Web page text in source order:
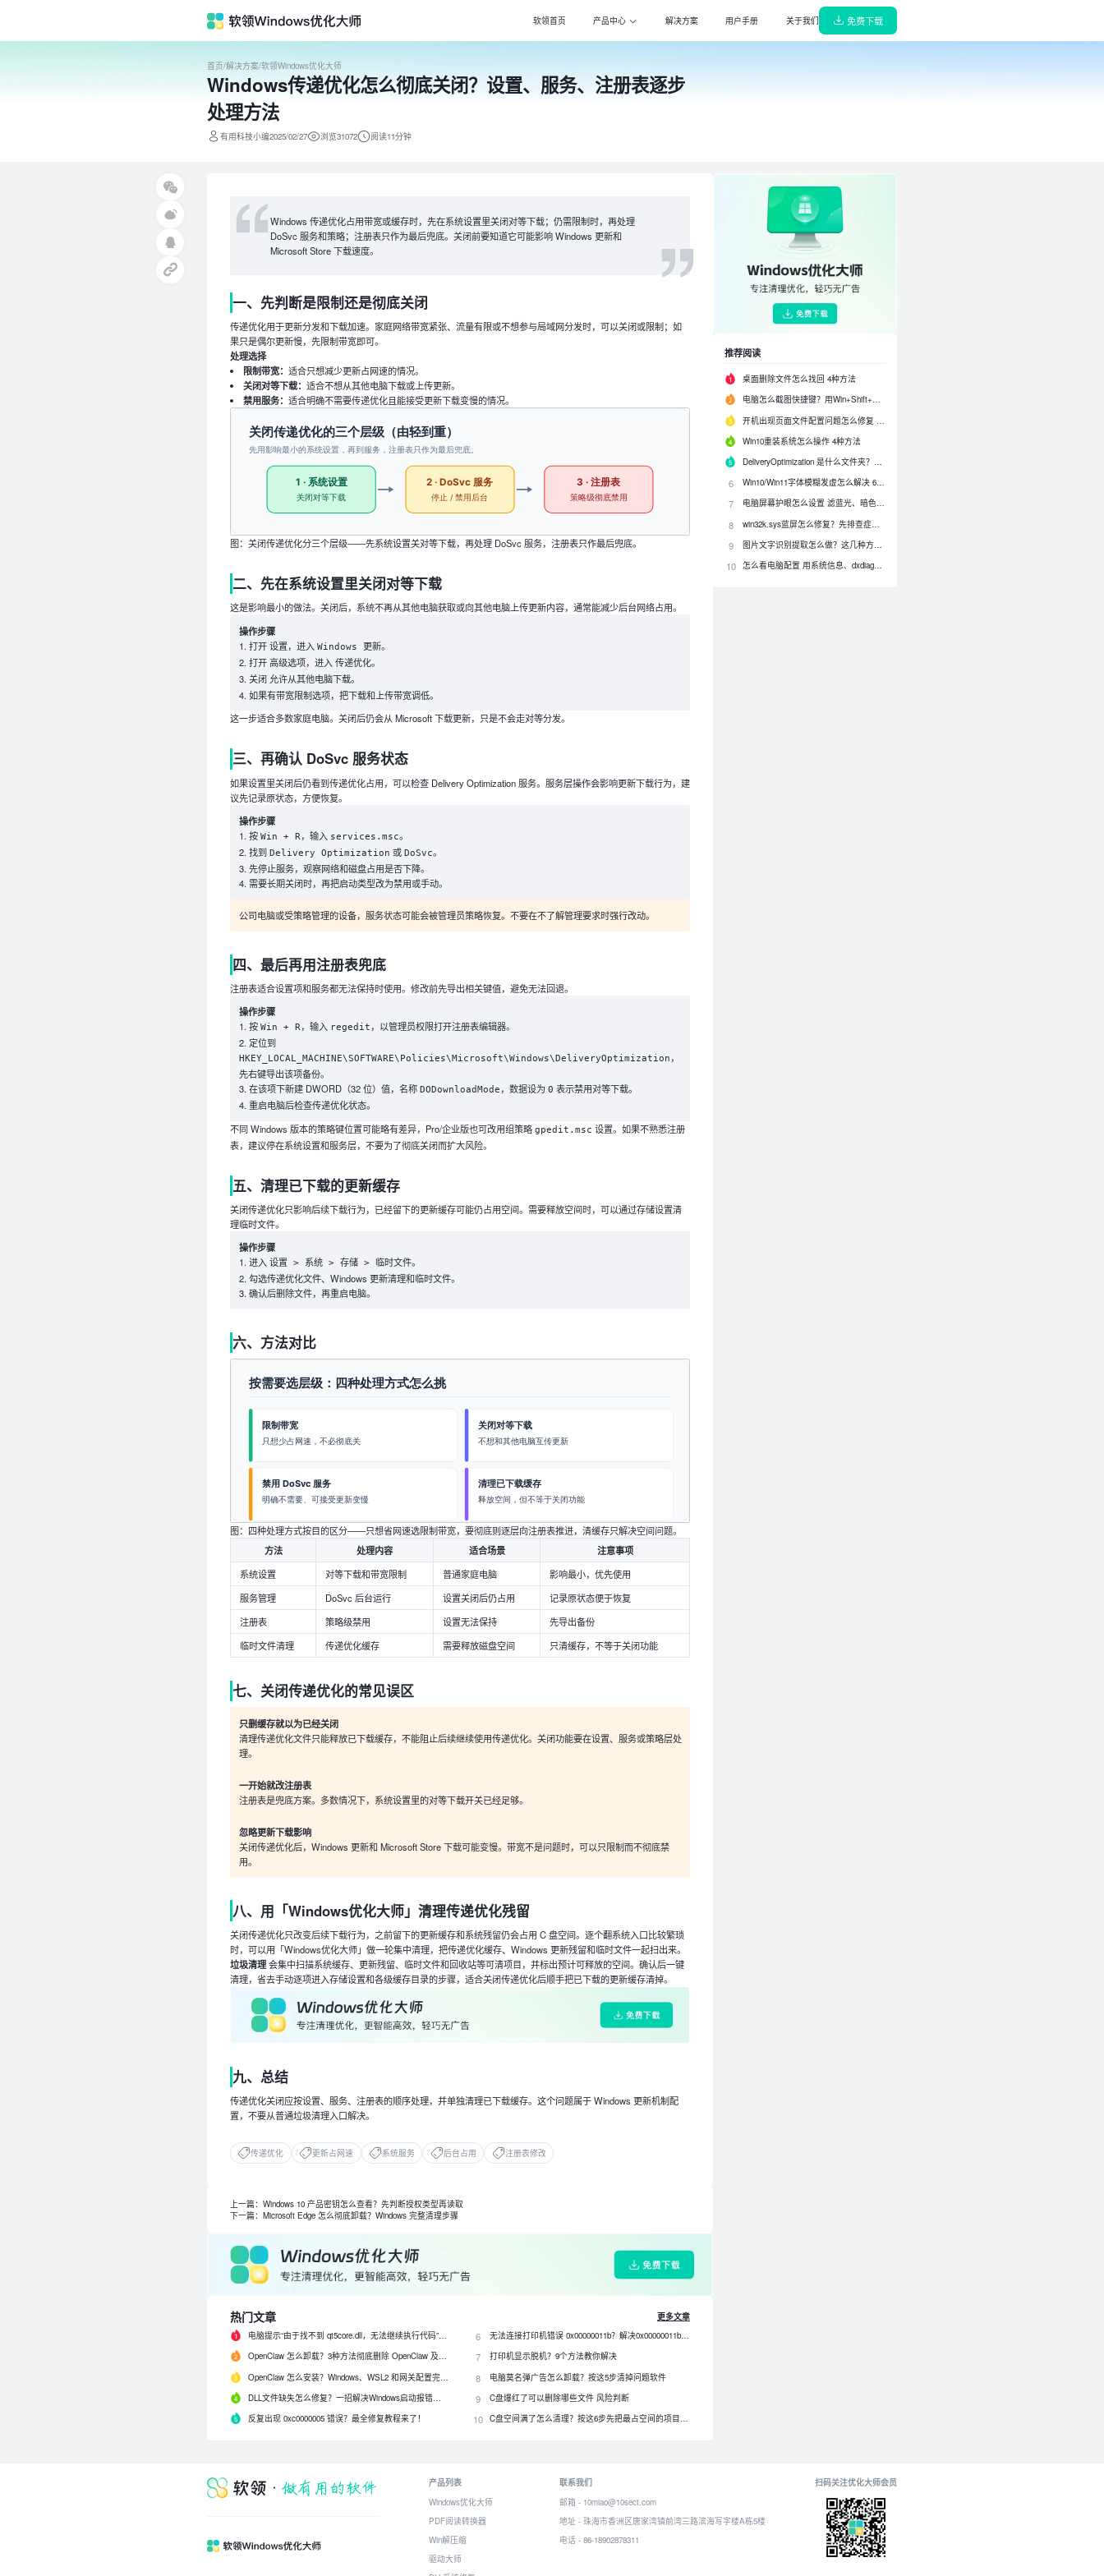
软领首页 产品中心
Windows优化大师
专注清理优化，更智能高效，轻巧无广告
全面诊断，智能修复，一键搜索安装驱动
电脑维修大师
专家团队，快速远程解决各类问题，高效省心
Claw龙虾部署大师
自动化本地部署，真有用龙虾机器人即刻上岗
DS一键部署大师
自动化本地部署DeepSeek,即刻拥有专属AI
解决方案 用户手册 关于我们 免费下载
首页/解决方案/软领Windows优化大师
Windows传递优化怎么彻底关闭？设置、服务、注册表逐步
处理方法
有用科技小编2025/02/27 浏览31072 阅读11分钟
Windows 传递优化占用带宽或缓存时，先在系统设置里关闭对等下载；仍需限制时，再处理
DoSvc 服务和策略；注册表只作为最后兜底。关闭前要知道它可能影响 Windows 更新和
Microsoft Store 下载速度。
一、先判断是限制还是彻底关闭
传递优化用于更新分发和下载加速。家庭网络带宽紧张、流量有限或不想参与局域网分发时，可以关闭或限制；如
果只是偶尔更新慢，先限制带宽即可。
处理选择
限制带宽：适合只想减少更新占网速的情况。
关闭对等下载：适合不想从其他电脑下载或上传更新。
禁用服务：适合明确不需要传递优化且能接受更新下载变慢的情况。
图：关闭传递优化分三个层级——先系统设置关对等下载，再处理 DoSvc 服务，注册表只作最后兜底。
二、先在系统设置里关闭对等下载
这是影响最小的做法。关闭后，系统不再从其他电脑获取或向其他电脑上传更新内容，通常能减少后台网络占用。
操作步骤
打开 设置，进入 Windows 更新。
打开 高级选项，进入 传递优化。
关闭 允许从其他电脑下载。
如果有带宽限制选项，把下载和上传带宽调低。
这一步适合多数家庭电脑。关闭后仍会从 Microsoft 下载更新，只是不会走对等分发。
三、再确认 DoSvc 服务状态
如果设置里关闭后仍看到传递优化占用，可以检查 Delivery Optimization 服务。服务层操作会影响更新下载行为，建
议先记录原状态，方便恢复。
操作步骤
按 Win + R，输入 services.msc。
找到 Delivery Optimization 或 DoSvc。
先停止服务，观察网络和磁盘占用是否下降。
需要长期关闭时，再把启动类型改为禁用或手动。
公司电脑或受策略管理的设备，服务状态可能会被管理员策略恢复。不要在不了解管理要求时强行改动。
四、最后再用注册表兜底
注册表适合设置项和服务都无法保持时使用。修改前先导出相关键值，避免无法回退。
操作步骤
按 Win + R，输入 regedit ，以管理员权限打开注册表编辑器。
定位到
HKEY_LOCAL_MACHINE\SOFTWARE\Policies\Microsoft\Windows\DeliveryOptimization ，
先右键导出该项备份。
在该项下新建 DWORD（32 位）值，名称 DODownloadMode ，数据设为 0 表示禁用对等下载。
重启电脑后检查传递优化状态。
不同 Windows 版本的策略键位置可能略有差异，Pro/企业版也可改用组策略 gpedit.msc 设置。如果不熟悉注册
表，建议停在系统设置和服务层，不要为了彻底关闭而扩大风险。
五、清理已下载的更新缓存
关闭传递优化只影响后续下载行为，已经留下的更新缓存可能仍占用空间。需要释放空间时，可以通过存储设置清
理临时文件。
操作步骤
进入 设置 > 系统 > 存储 > 临时文件。
勾选传递优化文件、Windows 更新清理和临时文件。
确认后删除文件，再重启电脑。
六、方法对比
图：四种处理方式按目的区分——只想省网速选限制带宽，要彻底则逐层向注册表推进，清缓存只解决空间问题。
方法
处理内容 适合场景
注意事项
系统设置
对等下载和带宽限制 普通家庭电脑
影响最小，优先使用
服务管理
DoSvc 后台运行 设置关闭后仍占用
记录原状态便于恢复
注册表
策略级禁用 设置无法保持
先导出备份
临时文件清理
传递优化缓存 需要释放磁盘空间 只清缓存，不等于关闭功能
七、关闭传递优化的常见误区
只删缓存就以为已经关闭
清理传递优化文件只能释放已下载缓存，不能阻止后续继续使用传递优化。关闭功能要在设置、服务或策略层处
理。
一开始就改注册表
注册表是兜底方案。多数情况下，系统设置里的对等下载开关已经足够。
忽略更新下载影响
关闭传递优化后，Windows 更新和 Microsoft Store 下载可能变慢。带宽不是问题时，可以只限制而不彻底禁
用。
八、用「Windows优化大师」清理传递优化残留
关闭传递优化只改变后续下载行为，之前留下的更新缓存和系统残留仍会占用 C 盘空间。逐个翻系统入口比较繁琐
时，可以用「Windows优化大师」做一轮集中清理，把传递优化缓存、Windows 更新残留和临时文件一起扫出来。
垃圾清理会集中扫描系统缓存、更新残留、临时文件和回收站等可清项目，并标出预计可释放的空间。确认后一键
清理，省去手动逐项进入存储设置和各级缓存目录的步骤，适合关闭传递优化后顺手把已下载的更新缓存清掉。
九、总结
传递优化关闭应按设置、服务、注册表的顺序处理，并单独清理已下载缓存。这个问题属于 Windows 更新机制配
置，不要从普通垃圾清理入口解决。
传递优化 更新占网速 系统服务 后台占用 注册表修改
上一篇：Windows 10 产品密钥怎么查看？先判断授权类型再读取
下一篇：Microsoft Edge 怎么彻底卸载？Windows 完整清理步骤
热门文章
更多文章
电脑提示“由于找不到 qt5core.dll，无法继续执行代码”？4 招快速修复！
OpenClaw 怎么卸载？3种方法彻底删除 OpenClaw 及残留数据
OpenClaw 怎么安装？Windows、WSL2 和网关配置完整教程
DLL文件缺失怎么修复？一招解决Windows启动报错问题！
反复出现 0xc0000005 错误？最全修复教程来了！
6 无法连接打印机错误 0x00000011b？解决0x00000011b错误的5种方法
7 打印机显示脱机？9个方法教你解决
8 电脑莫名弹广告怎么卸载？按这5步清掉问题软件
9 C盘爆红了可以删除哪些文件 风险判断
10 C盘空间满了怎么清理？按这6步先把最占空间的项目处理掉
推荐阅读
桌面删除文件怎么找回 4种方法
电脑怎么截图快捷键？用Win+Shift+S就对了
Win10重装系统怎么操作 4种方法
DeliveryOptimization 是什么文件夹？Windows 更新缓存能删除吗
6 Win10/Win11字体模糊发虚怎么解决 6种修复方法
7 电脑屏幕护眼怎么设置 滤蓝光、暗色、护眼绿背景与色温调节
8 win32k.sys蓝屏怎么修复？先排查症状再处理系统文件
9 图片文字识别提取怎么做？这几种方式最常用
10 怎么看电脑配置 用系统信息、dxdiag等工具检查硬件规格
产品列表
Windows优化大师
PDF阅读转换器
Win解压缩
驱动大师
联系我们
邮箱 - 10miao@10sect.com
地址 - 珠海市香洲区唐家湾镇前湾三路滨海写字楼A栋5楼
电话 - 86-18902878311
扫码关注优化大师会员